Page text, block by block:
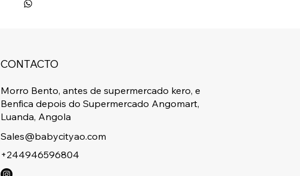
CONTACTO
Morro Bento, antes de supermercado kero, e
Benfica depois do Supermercado Angomart,
Luanda, Angola
Sales@babycityao.com
+244946596804